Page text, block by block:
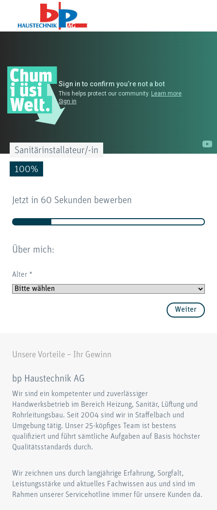
Sanitärinstallateur/-in
100%
Jetzt in 60 Sekunden bewerben
Über mich:
Alter *
Weiter
Unsere Vorteile – Ihr Gewinn
bp Haustechnik AG
Wir sind ein kompetenter und zuverlässiger
Handwerksbetrieb im Bereich Heizung, Sanitär, Lüftung und
Rohrleitungsbau. Seit 2004 sind wir in Staffelbach und
Umgebung tätig. Unser 25-köpfiges Team ist bestens
qualifiziert und führt sämtliche Aufgaben auf Basis höchster
Qualitätsstandards durch.
Wir zeichnen uns durch langjährige Erfahrung, Sorgfalt,
Leistungsstärke und aktuelles Fachwissen aus und sind im
Rahmen unserer Servicehotline immer für unsere Kunden da.